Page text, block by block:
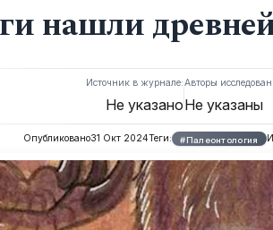
нашли
Источник в журнале:
Не указано
Авторы
Не указаны
Опубликовано31 Окт 2024Теги: #Палеонтология